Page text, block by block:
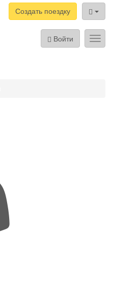
Создать поездку
Войти